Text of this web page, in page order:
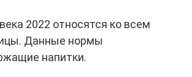
2022 относятся ко всем
Данные нормы
напитки.